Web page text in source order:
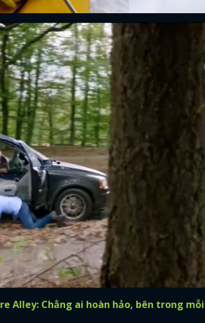
Alley: Chẳng ai hoàn hảo, bên trong